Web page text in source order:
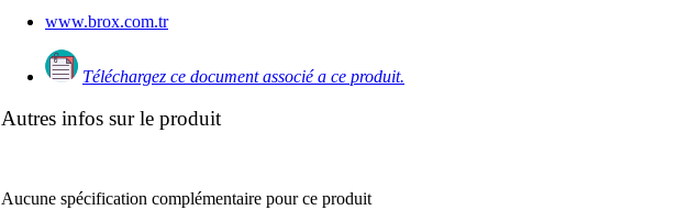
www.brox.com.tr
Téléchargez ce document associé a ce produit.
Autres infos sur le produit
Aucune spécification complémentaire pour ce produit